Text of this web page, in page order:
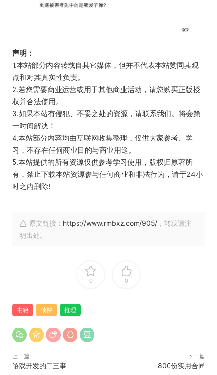
声明：
1.本站部分内容转载自其它媒体，但并不代表本站赞同其观
点和对其真实性负责。
2.若您需要商业运营或用于其他商业活动，请您购买正版授
权并合法使用。
3.如果本站有侵犯、不妥之处的资源，请联系我们。将会第
一时间解决！
4.本站部分内容均由互联网收集整理，仅供大家参考、学
习，不存在任何商业目的与商业用途。
5.本站提供的所有资源仅供参考学习使用，版权归原著所
有，禁止下载本站资源参与任何商业和非法行为，请于24小
时之内删除!
原文链接： https://www.rmbxz.com/905/ ，转载请注
明出处。
0 0
书籍 侦探 推理
上一篇
游戏开发的二三事
下一篇
800份实用合同